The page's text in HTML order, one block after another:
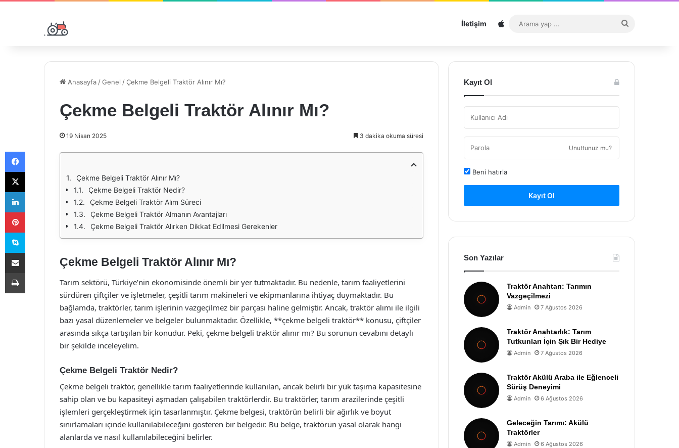
İletişim Sitemap
...
Anasayfa /Genel /Çekme Belgeli Traktör Alınır Mı?
Çekme Belgeli Traktör Alınır Mı?
19 Nisan 2025 3 dakika okuma süresi
Çekme Belgeli Traktör Alınır Mı?
Çekme Belgeli Traktör Nedir?
Çekme Belgeli Traktör Alım Süreci
Çekme Belgeli Traktör Almanın Avantajları
Çekme Belgeli Traktör Alırken Dikkat Edilmesi Gerekenler
Çekme Belgeli Traktör Alınır Mı?
Tarım sektörü, Türkiye’nin ekonomisinde önemli bir yer tutmaktadır. Bu nedenle, tarım faaliyetlerini
sürdüren çiftçiler ve işletmeler, çeşitli tarım makineleri ve ekipmanlarına ihtiyaç duymaktadır. Bu
bağlamda, traktörler, tarım işlerinin vazgeçilmez bir parçası haline gelmiştir. Ancak, traktör alımı ile ilgili
bazı yasal düzenlemeler ve belgeler bulunmaktadır. Özellikle, **çekme belgeli traktör** konusu, çiftçiler
arasında sıkça tartışılan bir konudur. Peki, çekme belgeli traktör alınır mı? Bu sorunun cevabını detaylı
bir şekilde inceleyelim.
Çekme Belgeli Traktör Nedir?
Çekme belgeli traktör, genellikle tarım faaliyetlerinde kullanılan, ancak belirli bir yük taşıma kapasitesine
sahip olan ve bu kapasiteyi aşmadan çalışabilen traktörlerdir. Bu traktörler, tarım arazilerinde çeşitli
işlemleri gerçekleştirmek için tasarlanmıştır. Çekme belgesi, traktörün belirli bir ağırlık ve boyut
sınırlamaları içinde kullanılabileceğini gösteren bir belgedir. Bu belge, traktörün yasal olarak hangi
alanlarda ve nasıl kullanılabileceğini belirler.
Kayıt Ol
Unuttunuz mu?
Beni hatırla
Kayıt Ol
Son Yazılar
Traktör Anahtarı: Tarımın
Vazgeçilmezi
Admin 7 Ağustos 2026
Traktör Anahtarlık: Tarım
Tutkunları İçin Şık Bir Hediye
Admin 7 Ağustos 2026
Traktör Akülü Araba ile Eğlenceli
Sürüş Deneyimi
Admin 6 Ağustos 2026
Geleceğin Tarımı: Akülü
Traktörler
Admin 6 Ağustos 2026
Facebook
X
LinkedIn
Pinterest
Skype
E-Posta ile paylaş